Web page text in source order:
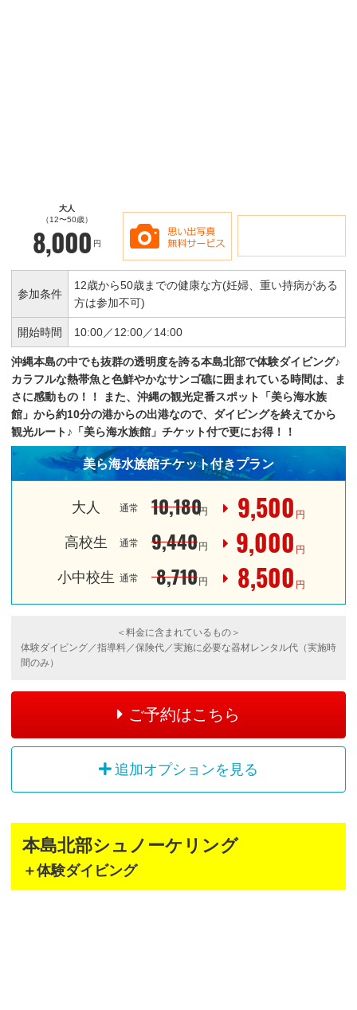
大人
（12〜50歳）
8,000 円
参加条件
12歳から50歳までの健康な方(妊婦、重い持病がある
方は参加不可)
開始時間 10:00／12:00／14:00
沖縄本島の中でも抜群の透明度を誇る本島北部で体験ダイビング♪
カラフルな熱帯魚と色鮮やかなサンゴ礁に囲まれている時間は、ま
さに感動もの！！
また、沖縄の観光定番スポット「美ら海水族
館」から約10分の港からの出港なので、ダイビングを終えてから
観光ルート♪「美ら海水族館」チケット付で更にお得！！
美ら海水族館チケット付きプラン
大人 通常 10,180円 9,500 円
高校生 通常 9,440 円 9,000 円
小中校生 通常 8,710 円 8,500 円
＜料金に含まれているもの＞
体験ダイビング／指導料／保険代／実施に必要な器材レンタル代（実施時
間のみ）
ご予約はこちら
追加オプションを見る
本島北部シュノーケリング
＋体験ダイビング